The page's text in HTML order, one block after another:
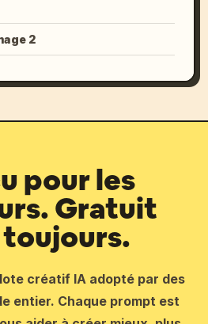
2
pour les
Gratuit
créatif IA adopté par des
entier. Chaque prompt est